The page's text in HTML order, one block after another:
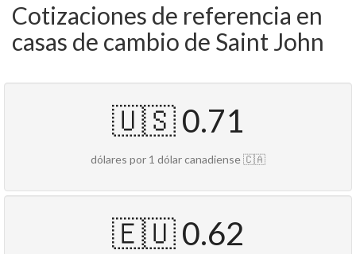
Cotizaciones de referencia en
casas de cambio de Saint John
🇺🇸 0.71
dólares por 1 dólar canadiense 🇨🇦
🇪🇺 0.62